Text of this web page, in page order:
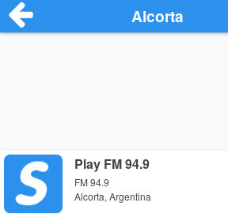
Alcorta
Play FM 94.9
FM 94.9
Alcorta, Argentina